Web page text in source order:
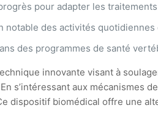
pour adapter les
notable des activités
des programmes de santé
innovante visant à
s’intéressant aux
dispositif biomédical offre une